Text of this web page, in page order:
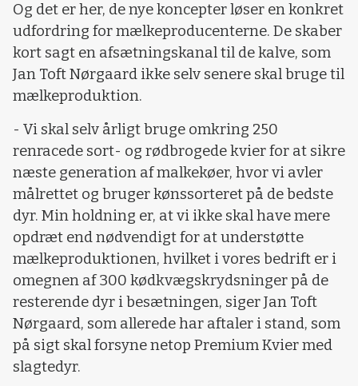
Og det er her, de nye koncepter løser en konkret
udfordring for mælkeproducenterne. De skaber
kort sagt en afsætningskanal til de kalve, som
Jan Toft Nørgaard ikke selv senere skal bruge til
mælkeproduktion.
- Vi skal selv årligt bruge omkring 250
renracede sort- og rødbrogede kvier for at sikre
næste generation af malkekøer, hvor vi avler
målrettet og bruger kønssorteret på de bedste
dyr. Min holdning er, at vi ikke skal have mere
opdræt end nødvendigt for at understøtte
mælkeproduktionen, hvilket i vores bedrift er i
omegnen af 300 kødkvægskrydsninger på de
resterende dyr i besætningen, siger Jan Toft
Nørgaard, som allerede har aftaler i stand, som
på sigt skal forsyne netop Premium Kvier med
slagtedyr.